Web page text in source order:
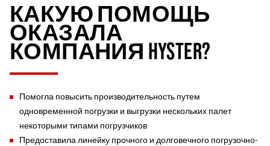
КАКУЮ ПОМОЩЬ
ОКАЗАЛА
КОМПАНИЯ HYSTER?
Помогла повысить производительность путем
одновременной погрузки и выгрузки нескольких палет
некоторыми типами погрузчиков
Предоставила линейку прочного и долговечного погрузочно-